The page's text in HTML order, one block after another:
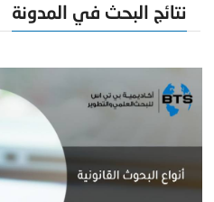
نتائج البحث في المدونة